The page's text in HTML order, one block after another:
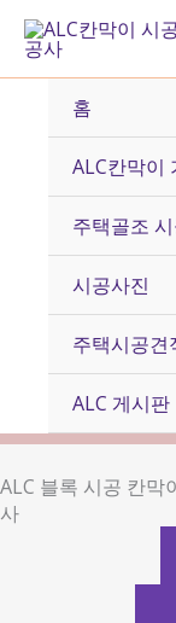
츠
홈
ALC칸막이
주택골조
시공사진
주택시공견
ALC 게시판
ALC 블록 시공 칸막
사